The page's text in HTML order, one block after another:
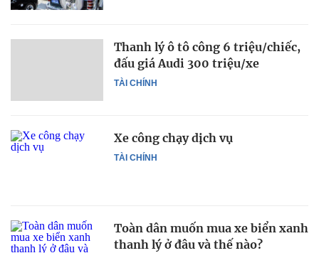
TÀI CHÍNH
Thanh lý ô tô công 6 triệu/chiếc,
đấu giá Audi 300 triệu/xe
TÀI CHÍNH
Xe công chạy dịch vụ
Toàn dân muốn mua xe biển xanh
thanh lý ở đâu và thế nào?